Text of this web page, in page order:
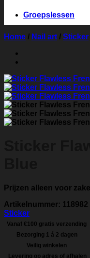
Groepslessen
Home / Nail art / Sticker
Prijzen alleen voor
Artikelnummer:
Sticker
Vanaf €100 gratis verzending
Bezorging 1 á 2 dagen
Veilig winkelen
Levering op adres of afhalen